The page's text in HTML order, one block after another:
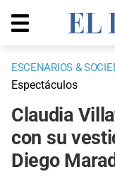
ESCENARIOS &
Espectáculos
Claudia
con su
Diego